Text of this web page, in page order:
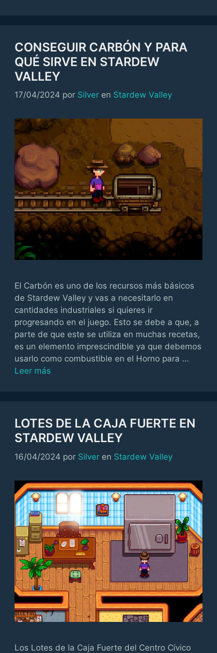
CONSEGUIR CARBÓN Y PARA
QUÉ SIRVE EN STARDEW
VALLEY
17/04/2024 por Silver en Categorías
Stardew Valley
El Carbón es uno de los recursos más básicos
de Stardew Valley y vas a necesitarlo en
cantidades industriales si quieres ir
progresando en el juego. Esto se debe a que, a
parte de que este se utiliza en muchas recetas,
es un elemento imprescindible ya que debemos
usarlo como combustible en el Horno para …
Leer más
LOTES DE LA CAJA FUERTE EN
STARDEW VALLEY
16/04/2024 por Silver en Categorías
Stardew Valley
Los Lotes de la Caja Fuerte del Centro Cívico